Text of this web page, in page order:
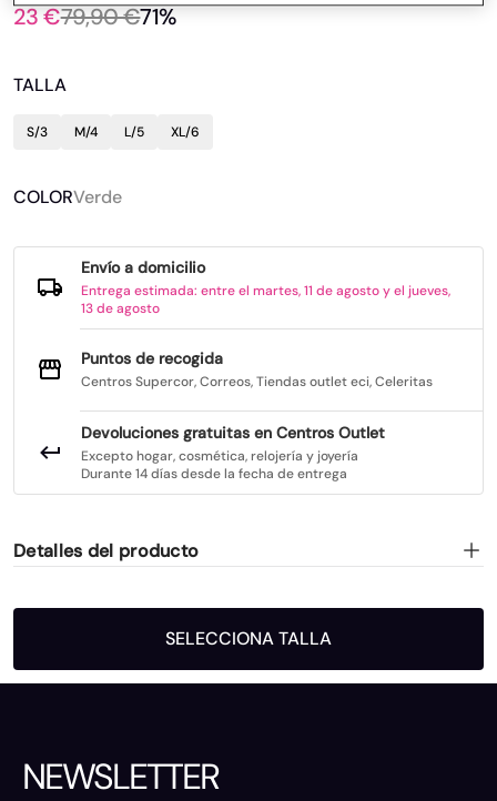
23 €79,90 €71%
TALLA
S/3 M/4 L/5 XL/6
COLORVerde
Envío a domicilio
Entrega estimada: entre el martes, 11 de agosto y el jueves,
13 de agosto
Puntos de recogida
Centros Supercor, Correos, Tiendas outlet eci, Celeritas
Devoluciones gratuitas en Centros Outlet
Excepto hogar, cosmética, relojería y joyería
Durante 14 días desde la fecha de entrega
Detalles del producto
SELECCIONA TALLA
NEWSLETTER